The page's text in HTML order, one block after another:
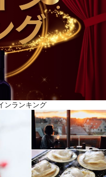
ンランキング